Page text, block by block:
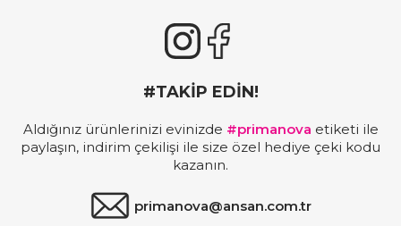
#TAKİP EDİN!
Aldığınız ürünlerinizi evinizde #primanova etiketi ile
paylaşın, indirim çekilişi ile size özel hediye çeki kodu
kazanın.
primanova@ansan.com.tr